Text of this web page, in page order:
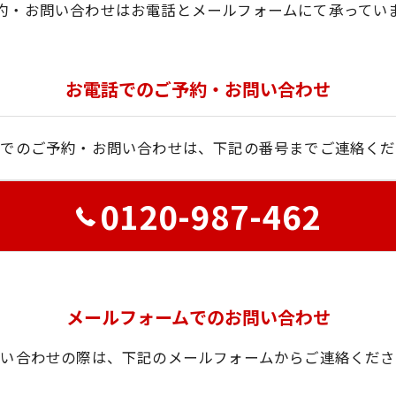
・お問い合わせはお電話とメールフォームにて承ってい
お電話でのご予約・お問い合わせ
のご予約・お問い合わせは、下記の番号までご連絡くだ
0120-987-462
メールフォームでのお問い合わせ
合わせの際は、下記のメールフォームからご連絡くださ